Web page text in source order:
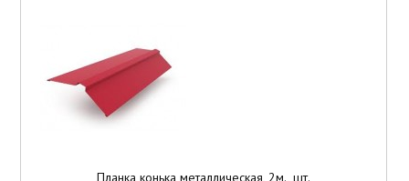
Планка конька металлическая, 2м., шт.